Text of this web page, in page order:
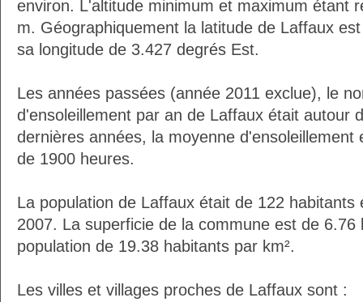
environ. L'altitude minimum et maximum étant
m. Géographiquement la latitude de Laffaux
sa longitude de 3.427 degrés Est.
Les années passées (année 2011 exclue), le
d'ensoleillement par an de Laffaux était autour
dernières années, la moyenne d'ensoleillement
de 1900 heures.
La population de Laffaux était de 122 habitants
2007. La superficie de la commune est de 6.76
population de 19.38 habitants par km².
Les villes et villages proches de Laffaux sont :